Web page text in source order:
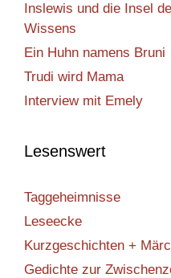
Inslewis und die Insel
Wissens
Ein Huhn namens Bruni
Trudi wird Mama
Interview mit Emely
Lesenswert
Taggeheimnisse
Leseecke
Kurzgeschichten +
Gedichte zur